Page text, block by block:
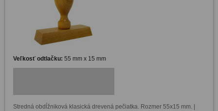
Veľkosť odtlačku: 55 mm x 15 mm
Stredná obdĺžniková klasická drevená pečiatka. Rozmer 55x15 mm. |